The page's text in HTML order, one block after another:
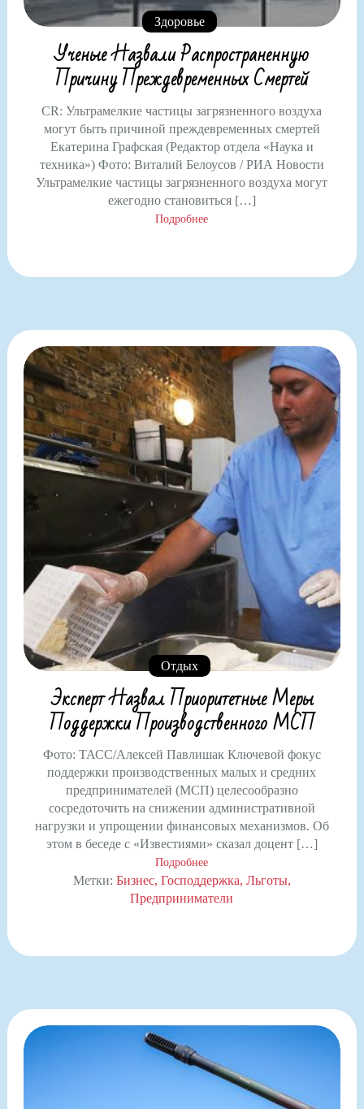
Здоровье
Ученые Назвали Распространенную
Причину Преждевременных Смертей
CR: Ультрамелкие частицы загрязненного воздуха
могут быть причиной преждевременных смертей
Екатерина Графская (Редактор отдела «Наука и
техника») Фото: Виталий Белоусов / РИА Новости
Ультрамелкие частицы загрязненного воздуха могут
ежегодно становиться […]
Подробнее
Отдых
Эксперт Назвал Приоритетные Меры
Поддержки Производственного МСП
Фото: ТАСС/Алексей Павлишак Ключевой фокус
поддержки производственных малых и средних
предпринимателей (МСП) целесообразно
сосредоточить на снижении административной
нагрузки и упрощении финансовых механизмов. Об
этом в беседе с «Известиями» сказал доцент […]
Подробнее
Метки: Бизнес Господдержка Льготы
Предприниматели